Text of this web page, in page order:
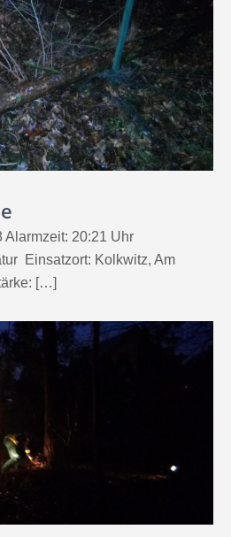
Alarmzeit: 20:21 Uhr
Einsatzort: Kolkwitz, Am
[…]